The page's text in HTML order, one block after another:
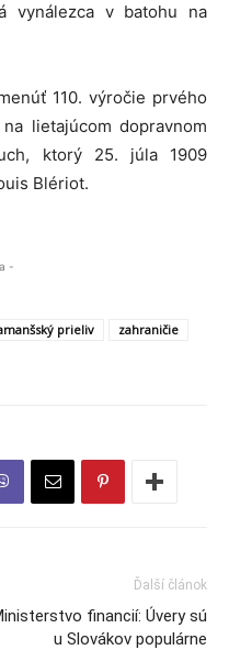
vynálezca v batohu na
110. výročie prvého
lietajúcom dopravnom
ktorý 25. júla 1909
Blériot.
-
prieliv
zahraničie
Ďalší článok
financií: Úvery sú
u Slovákov populárne